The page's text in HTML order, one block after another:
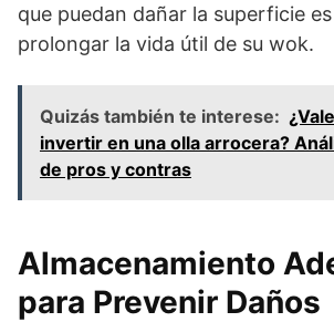
que puedan dañar la superficie
prolongar la vida útil de su wok.
Quizás también te interese:
invertir en una olla arrocera?
de pros y contras
Almacenamiento
para Prevenir Daños